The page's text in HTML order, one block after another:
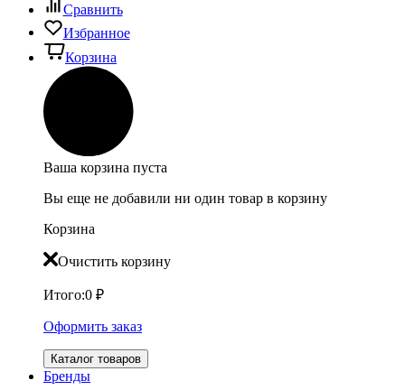
Сравнить
Избранное
Корзина
Ваша корзина пуста
Вы еще не добавили ни один товар в корзину
Корзина
Очистить корзину
Итого:0 ₽
Оформить заказ
Каталог товаров
Бренды